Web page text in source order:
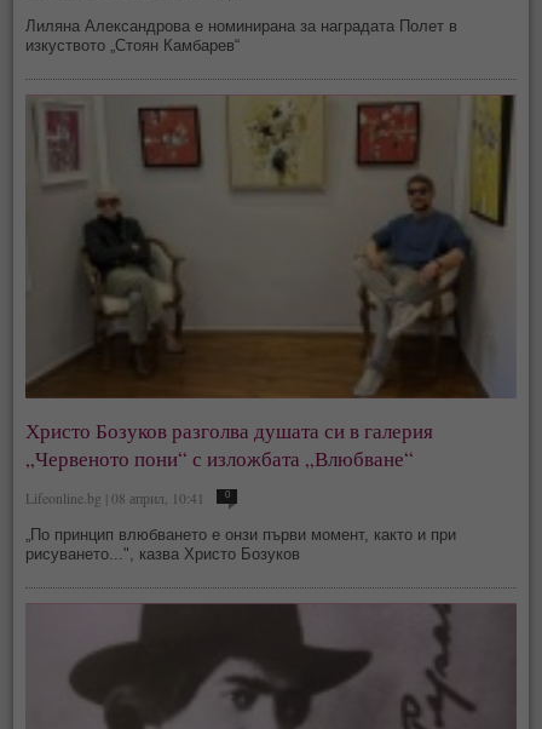
Лиляна Александрова е номинирана за наградата Полет в
изкуството „Стоян Камбарев“
Христо Бозуков разголва душата си в галерия
„Червеното пони“ с изложбата „Влюбване“
Lifeonline.bg | 08 април, 10:41 0
„По принцип влюбването е онзи първи момент, както и при
рисуването...", казва Христо Бозуков